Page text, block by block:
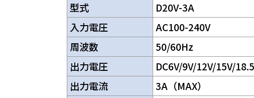
型式
D20V-3A
入力電圧
AC100-240V
周波数
50/60Hz
出力電圧
DC6V/9V/12V/15V/
出力電流
3A（MAX）